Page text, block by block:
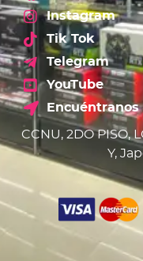
Instagram
Tik Tok
Telegram
YouTube
Encuéntranos
CCNU, 2DO PISO,
Y,